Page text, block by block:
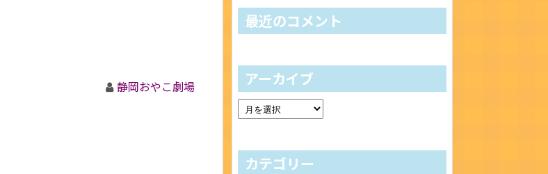
静岡おやこ劇場
最近のコメント
アーカイブ
カテゴリー